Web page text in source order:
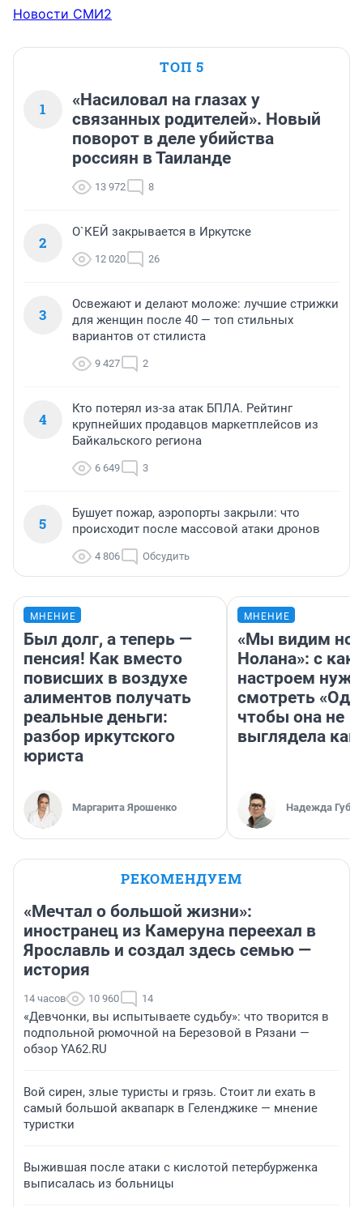
Новости СМИ2
ТОП 5
1
«Насиловал на глазах у
связанных родителей». Новый
поворот в деле убийства
россиян в Таиланде
13 972 8
2
О`КЕЙ закрывается в Иркутске
12 020 26
3
Освежают и делают моложе: лучшие стрижки
для женщин после 40 — топ стильных
вариантов от стилиста
9 427 2
4
Кто потерял из-за атак БПЛА. Рейтинг
крупнейших продавцов маркетплейсов из
Байкальского региона
6 649 3
5
Бушует пожар, аэропорты закрыли: что
происходит после массовой атаки дронов
4 806 Обсудить
МНЕНИЕ
Был долг, а теперь —
пенсия! Как вместо
повисших в воздухе
алиментов получать
реальные деньги:
разбор иркутского
юриста
Маргарита Ярошенко
МНЕНИЕ
«Мы видим
Нолана»: с
настроем
смотреть
чтобы она не
выглядела как
Надежда
РЕКОМЕНДУЕМ
«Мечтал о большой жизни»:
иностранец из Камеруна переехал в
Ярославль и создал здесь семью —
история
14 часов 10 960 14
«Девчонки, вы испытываете судьбу»: что творится в
подпольной рюмочной на Березовой в Рязани —
обзор YA62.RU
Вой сирен, злые туристы и грязь. Стоит ли ехать в
самый большой аквапарк в Геленджике — мнение
туристки
Выжившая после атаки с кислотой петербурженка
выписалась из больницы